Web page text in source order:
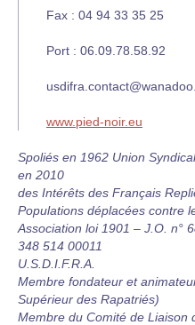
Fax : 04 94 33 35 25
Port : 06.09.78.58.92
www.pied-noir.eu
Spoliés en 1962 Union
en 2010
des Intérêts des Français
Populations déplacées contre
Association loi 1901 – J.O. n°
348 514 00011
U.S.D.I.F.R.A.
Membre fondateur et
Supérieur des Rapatriés)
Membre du Comité de Liaison